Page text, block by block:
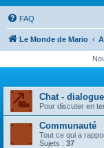
FAQ
Le Monde de Mario
Chat -
Pour discuter en
Communauté
Tout ce qui a
Sujets : 37